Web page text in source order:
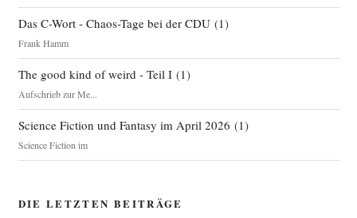
Das C-Wort - Chaos-Tage bei der CDU(1)
Frank Hamm
The good kind of weird - Teil I(1)
Aufschrieb zur Me...
Science Fiction und Fantasy im April 2026 (1)
Science Fiction im
DIE LETZTEN BEITRÄGE